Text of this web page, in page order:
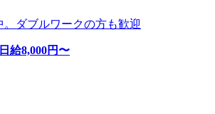
ダブルワークの方も歓迎
日給8,000円〜